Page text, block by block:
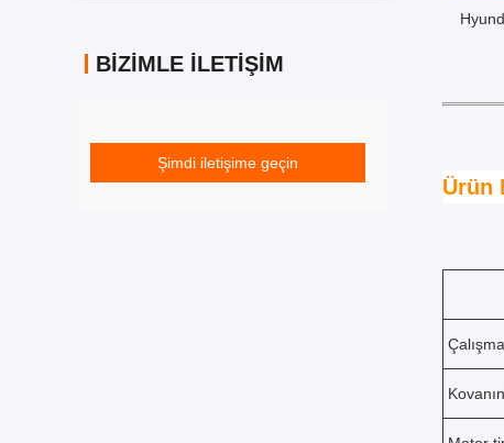
BIZIMLE İLETIŞIM
Şimdi iletişime geçin
Ürün